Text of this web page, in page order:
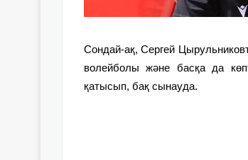
Сондай-ақ, Сергей
волейболы және басқа да
қатысып, бақ сынауда.